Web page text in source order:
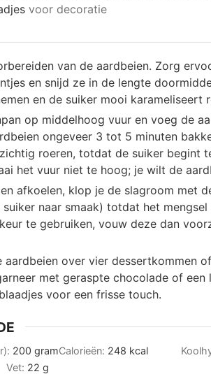
voor decoratie
van de aardbeien. Zorg
en snijd ze in de lengte
en de suiker mooi karameliseert
op middelhoog vuur en voeg de
ongeveer 3 tot 5 minuten
roeren, totdat de suiker begint
het vuur niet te hoog; je wilt de
afkoelen, klop je de slagroom met
naar smaak) totdat het
te gebruiken, vouw deze dan
aardbeien over vier dessertkommen
met geraspte chocolade of
voor een frisse touch.
200 gramCalorieën: 248 kcal
Vet: 22 g